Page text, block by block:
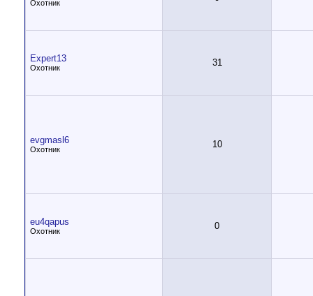
Охотник
Expert13
Охотник 31
evgmasl6
Охотник 10
eu4qapus
Охотник 0